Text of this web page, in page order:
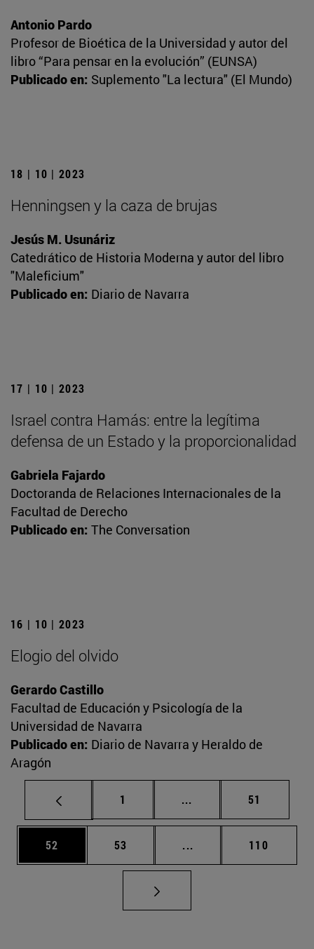
Antonio Pardo
Profesor de Bioética de la Universidad y autor del
libro “Para pensar en la evolución” (EUNSA)
Publicado en: Suplemento "La lectura" (El Mundo)
18 | 10 | 2023
Henningsen y la caza de brujas
Jesús M. Usunáriz
Catedrático de Historia Moderna y autor del libro
"Maleficium"
Publicado en: Diario de Navarra
17 | 10 | 2023
Israel contra Hamás: entre la legítima
defensa de un Estado y la proporcionalidad
Gabriela Fajardo
Doctoranda de Relaciones Internacionales de la
Facultad de Derecho
Publicado en: The Conversation
16 | 10 | 2023
Elogio del olvido
Gerardo Castillo
Facultad de Educación y Psicología de la
Universidad de Navarra
Publicado en: Diario de Navarra y Heraldo de
Aragón
Página
1 ... Páginas intermedias
Página
51
Página
52 Página
53 ... Páginas intermedias
Página
110